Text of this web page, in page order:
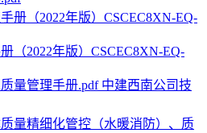
（2022年版）CSCEC8XN-EQ-
中建西南公司技